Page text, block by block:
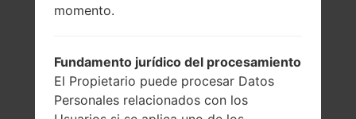
El Firmware
LGK580Y(LGK580Y)
momento.
Fundamento jurídico del procesamiento
El Propietario puede procesar Datos
Personales relacionados con los